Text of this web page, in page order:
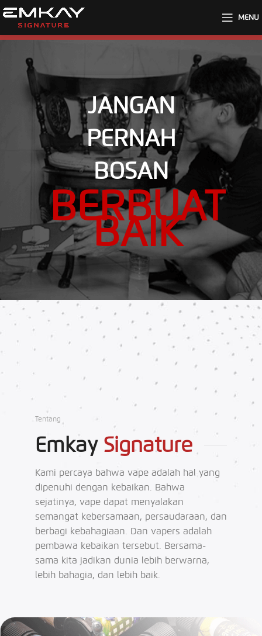
MENU
JANGAN
PERNAH
BOSAN
BERBUAT
BAIK
Tentang
Emkay Signature
Kami percaya bahwa vape adalah hal yang
dipenuhi dengan kebaikan. Bahwa
sejatinya, vape dapat menyalakan
semangat kebersamaan, persaudaraan, dan
berbagi kebahagiaan. Dan vapers adalah
pembawa kebaikan tersebut. Bersama-
sama kita jadikan dunia lebih berwarna,
lebih bahagia, dan lebih baik.